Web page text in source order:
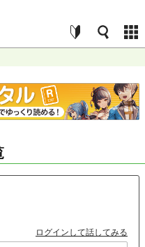
ログインして話してみる